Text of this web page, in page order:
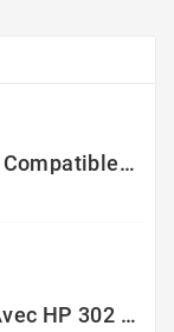
Pack 2 Cartouches Compatible Avec HP 301 XL Noir Et Couleur
Pack Compatible Avec HP 302 XL Noir Et Couleur - SANS NIVEAU ENCRE